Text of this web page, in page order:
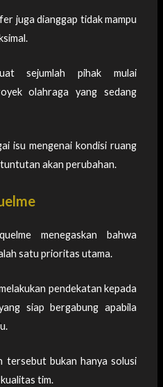
juga dianggap tidak mampu
sejumlah pihak mulai
olahraga yang sedang
isu mengenai kondisi ruang
akan perubahan.
menegaskan bahwa
satu prioritas utama.
pendekatan kepada
siap bergabung apabila
tersebut bukan hanya solusi
tim.